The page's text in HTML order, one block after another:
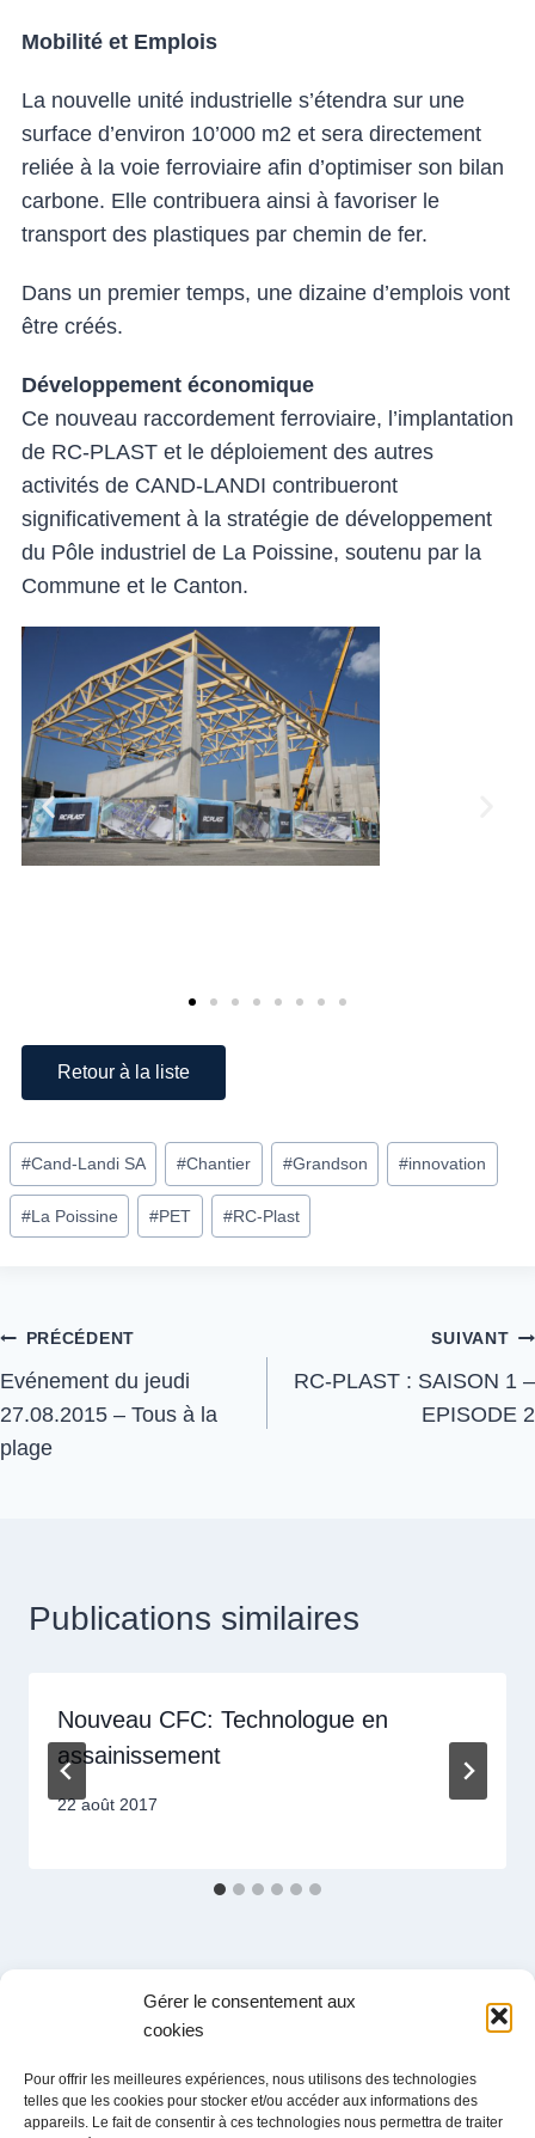
Gérer le consentement aux
cookies
Pour offrir les meilleures expériences, nous utilisons des technologies
telles que les cookies pour stocker et/ou accéder aux informations des
appareils. Le fait de consentir à ces technologies nous permettra de traiter
Mobilité et Emplois
La nouvelle unité industrielle s’étendra sur une
surface d’environ 10’000 m2 et sera directement
reliée à la voie ferroviaire afin d’optimiser son bilan
carbone. Elle contribuera ainsi à favoriser le
transport des plastiques par chemin de fer.
Dans un premier temps, une dizaine d’emplois vont
être créés.
Développement économique
Ce nouveau raccordement ferroviaire, l’implantation
de RC-PLAST et le déploiement des autres
activités de CAND-LANDI contribueront
significativement à la stratégie de développement
du Pôle industriel de La Poissine, soutenu par la
Commune et le Canton.
Retour à la liste
#Cand-Landi SA #Chantier #Grandson #innovation
#La Poissine #PET #RC-Plast
PRÉCÉDENT
Evénement du jeudi
27.08.2015 – Tous à la
plage
SUIVANT
RC-PLAST : SAISON 1 –
EPISODE 2
Publications similaires
Nouveau CFC: Technologue en
assainissement
22 août 2017
Ch. du Grandsonnet 3
1422 Grandson